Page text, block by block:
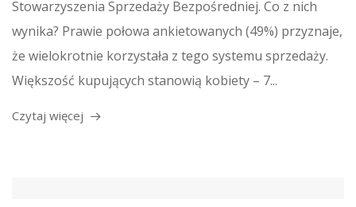
Stowarzyszenia Sprzedaży Bezpośredniej. Co z nich
wynika? Prawie połowa ankietowanych (49%) przyznaje,
że wielokrotnie korzystała z tego systemu sprzedaży.
Większość kupujących stanowią kobiety – 7...
Czytaj więcej